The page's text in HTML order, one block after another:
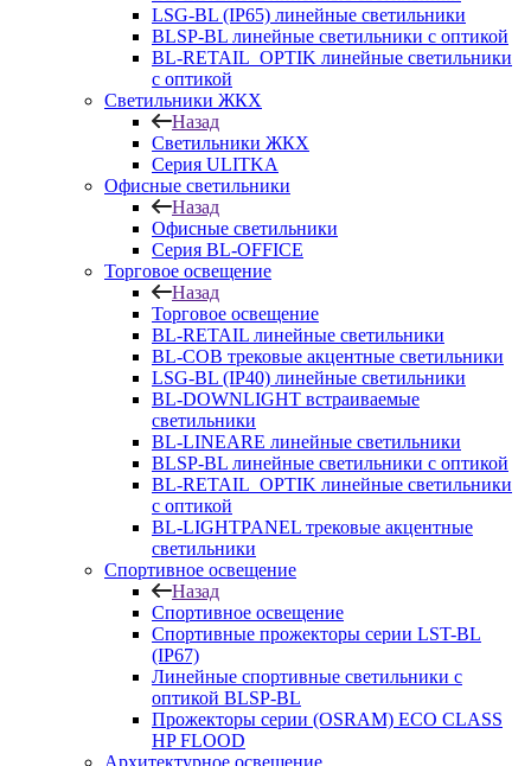
LSG-BL (IP65) линейные светильники
BLSP-BL линейные светильники с оптикой
BL-RETAIL_OPTIK линейные светильники
с оптикой
Светильники ЖКХ
Назад
Светильники ЖКХ
Серия ULITKA
Офисные светильники
Назад
Офисные светильники
Серия BL-OFFICE
Торговое освещение
Назад
Торговое освещение
BL-RETAIL линейные светильники
BL-COB трековые акцентные светильники
LSG-BL (IP40) линейные светильники
BL-DOWNLIGHT встраиваемые
светильники
BL-LINEARE линейные светильники
BLSP-BL линейные светильники с оптикой
BL-RETAIL_OPTIK линейные светильники
с оптикой
BL-LIGHTPANEL трековые акцентные
светильники
Спортивное освещение
Назад
Спортивное освещение
Спортивные прожекторы серии LST-BL
(IP67)
Линейные спортивные светильники с
оптикой BLSP-BL
Прожекторы серии (OSRAM) ECO CLASS
HP FLOOD
Архитектурное освещение